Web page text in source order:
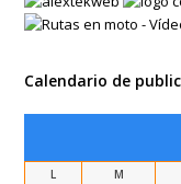
Calendario de
L M